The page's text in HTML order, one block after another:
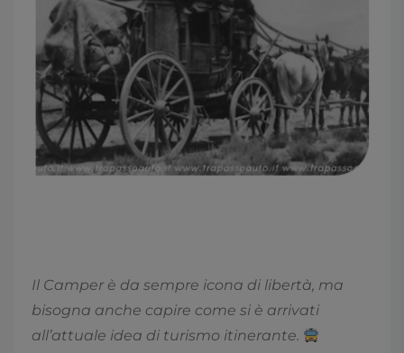
Il Camper è da sempre icona di libertà, ma
bisogna anche capire come si è arrivati
all’attuale idea di turismo itinerante.